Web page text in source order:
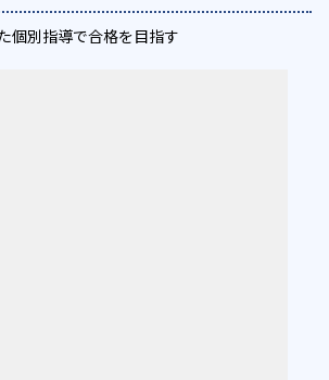
個別指導で合格を目指す